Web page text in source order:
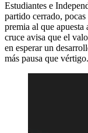
Estudiantes e
partido cerrado,
premia al que apuesta
cruce avisa que el
en esperar un
más pausa que vértigo.